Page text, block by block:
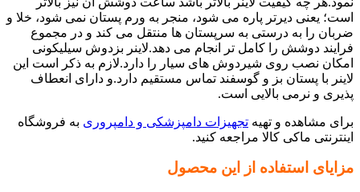
است؛ یعنی دیرتر پاره می شود، منجر به ورم پستان نمی شود، خلا و
ضربان را به درستی به سرپستان ها منتقل می کند و در مجموع
فرایند دوشش را کامل تر انجام می دهد.لاینر بزدوش سیلیکونی
امکان نصب روی شیردوش های سیار را دارد.لازم به ذکر است این
لاینر با پستان بز و گوسفند تماس مستقیم دارد.و دارای انعطاف
پذیری و نرمی بالایی است.
برای مشاهده و تهیه تجهیزات دامپزشکی و دامپروری به فروشگاه
اینترنتی ماکی کالا مراجعه کنید.
مزایای استفاده از این محصول